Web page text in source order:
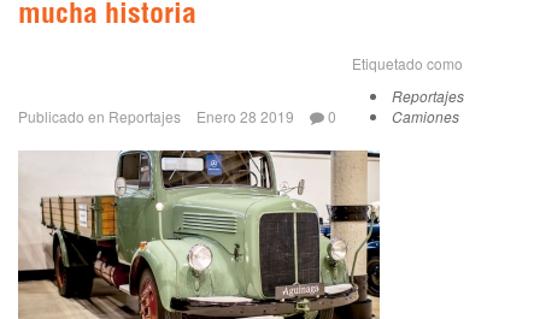
mucha historia
Publicado en Reportajes Enero 28 2019 0
Etiquetado como
Reportajes
Camiones